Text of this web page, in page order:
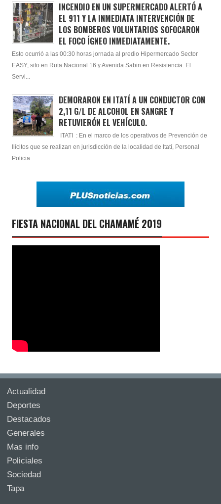
INCENDIO EN UN SUPERMERCADO ALERTÓ A
EL 911 Y LA INMEDIATA INTERVENCIÓN DE
LOS BOMBEROS VOLUNTARIOS SOFOCARON
EL FOCO ÍGNEO INMEDIATAMENTE.
Esto ocurrió a las 00:30 horas jornada al predio Hipermercado Sector
EASY, sito en Ruta Nacional 16 y Avenida Sabin en Resistencia. El
Servi...
DEMORARON EN ITATÍ A UN CONDUCTOR CON
2,11 G/L DE ALCOHOL EN SANGRE Y
RETUVIERÓN EL VEHÍCULO.
ITATI : En el marco de los operativos de Prevención de
Ilícitos que se realizan en jurisdicción de la localidad de Itatí, Personal
Policia...
FIESTA NACIONAL DEL CHAMAMÉ 2019
Actualidad
Deportes
Destacados
Generales
Mas info
Policiales
Sociedad
Tapa